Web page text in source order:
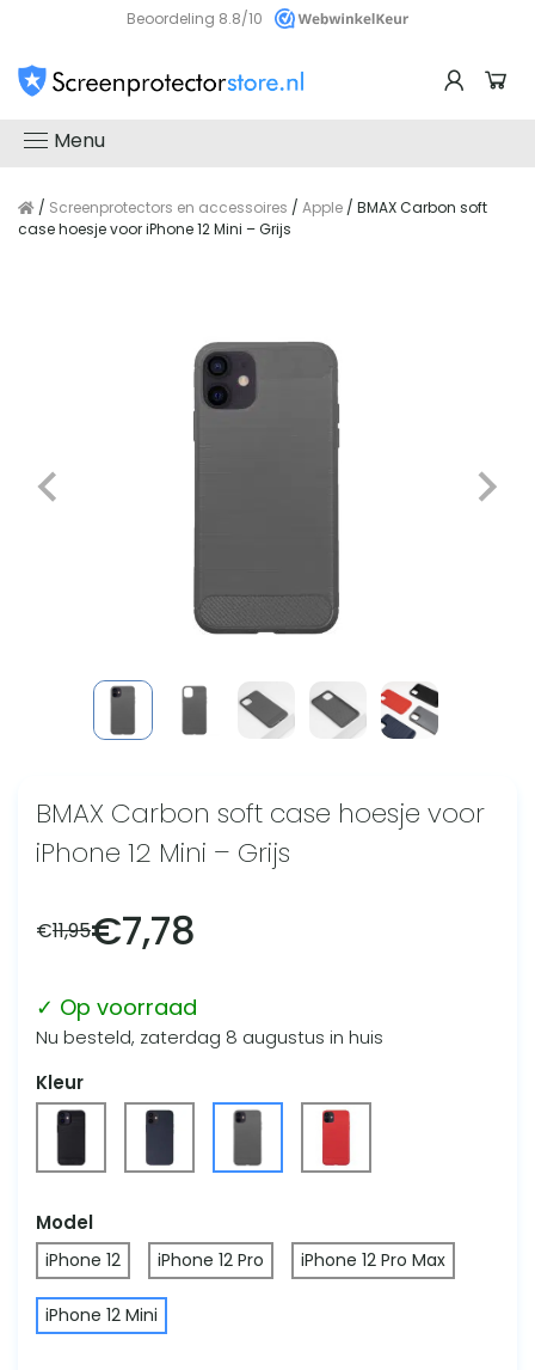
Beoordeling 8.8/10
Menu
/ Screenprotectors en accessoires / Apple / BMAX Carbon soft
case hoesje voor iPhone 12 Mini – Grijs
BMAX Carbon soft case hoesje voor
iPhone 12 Mini – Grijs
€11,95€7,78
✓ Op voorraad
Nu besteld, zaterdag 8 augustus in huis
Kleur
Model
iPhone 12 iPhone 12 Pro iPhone 12 Pro Max
iPhone 12 Mini